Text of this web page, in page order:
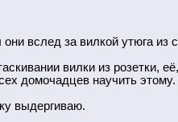
вслед за вилкой утюга из
вилки из розетки,
домочадцев научить этому.
выдергиваю.